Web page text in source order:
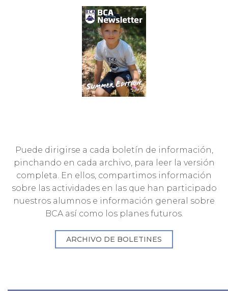
Puede dirigirse a cada boletín de información,
pinchando en cada archivo, para leer la versión
completa. En ellos, compartimos información
sobre las actividades en las que han participado
nuestros alumnos e información general sobre
BCA así como los planes futuros.
ARCHIVO DE BOLETINES